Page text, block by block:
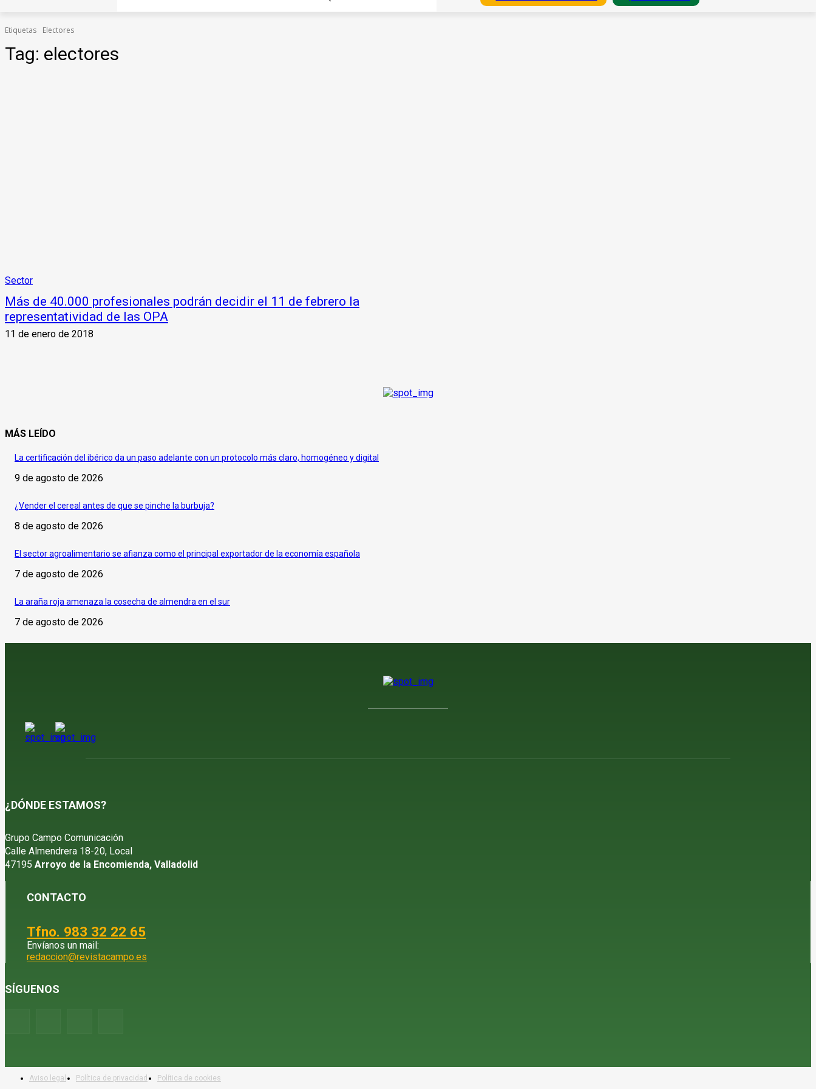
Etiquetas Electores
Tag: electores
Sector
Más de 40.000 profesionales podrán decidir el 11 de febrero la
representatividad de las OPA
11 de enero de 2018
MÁS LEÍDO
La certificación del ibérico da un paso adelante con un protocolo más claro, homogéneo y digital
9 de agosto de 2026
¿Vender el cereal antes de que se pinche la burbuja?
8 de agosto de 2026
El sector agroalimentario se afianza como el principal exportador de la economía española
7 de agosto de 2026
La araña roja amenaza la cosecha de almendra en el sur
7 de agosto de 2026
¿DÓNDE ESTAMOS?
Grupo Campo Comunicación
Calle Almendrera 18-20, Local
47195 Arroyo de la Encomienda, Valladolid
CONTACTO
Tfno. 983 32 22 65
Envíanos un mail:
redaccion@revistacampo.es
SÍGUENOS
Aviso legal Política de privacidad Política de cookies